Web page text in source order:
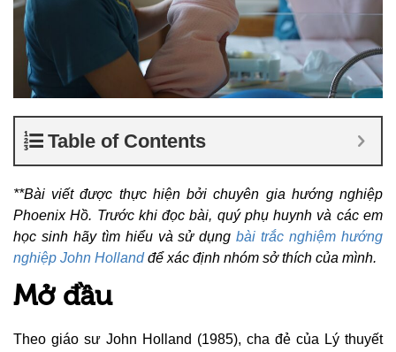
Table of Contents
**Bài viết được thực hiện bởi chuyên gia hướng nghiệp
Phoenix Hồ. Trước khi đọc bài, quý phụ huynh và các em
học sinh hãy tìm hiểu và sử dụngbài trắc nghiệm hướng
nghiệp John Hollandđể xác định nhóm sở thích của mình.
Mở đầu
Theo giáo sư John Holland (1985), cha đẻ của Lý thuyết